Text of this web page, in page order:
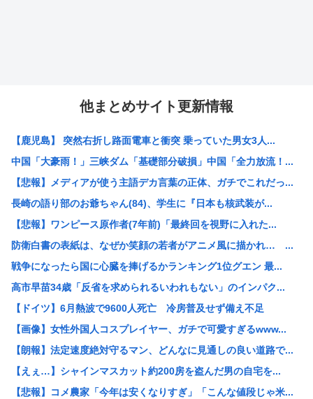
他まとめサイト更新情報
【鹿児島】 突然右折し路面電車と衝突 乗っていた男女3人...
中国「大豪雨！」三峡ダム「基礎部分破損」中国「全力放流！...
【悲報】メディアが使う主語デカ言葉の正体、ガチでこれだっ...
長崎の語り部のお爺ちゃん(84)、学生に『日本も核武装が...
【悲報】ワンピース原作者(7年前)「最終回を視野に入れた...
防衛白書の表紙は、なぜか笑顔の若者がアニメ風に描かれ… ...
戦争になったら国に心臓を捧げるかランキング1位グエン 最...
高市早苗34歳「反省を求められるいわれもない」のインパク...
【ドイツ】6月熱波で9600人死亡 冷房普及せず備え不足
【画像】女性外国人コスプレイヤー、ガチで可愛すぎるwww...
【朗報】法定速度絶対守るマン、どんなに見通しの良い道路で...
【えぇ…】シャインマスカット約200房を盗んだ男の自宅を...
【悲報】コメ農家「今年は安くなりすぎ」「こんな値段じゃ米...